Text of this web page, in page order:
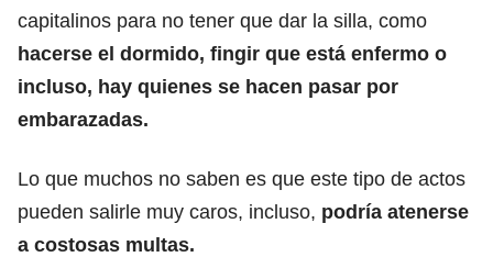
capitalinos para no tener que dar la silla, como
hacerse el dormido, fingir que está enfermo o
incluso, hay quienes se hacen pasar por
embarazadas.
Lo que muchos no saben es que este tipo de actos
pueden salirle muy caros, incluso, podría atenerse
a costosas multas.